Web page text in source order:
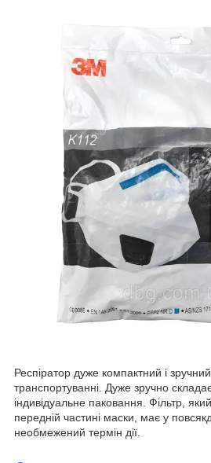
Респіратор дуже компактний і зручний
транспортуванні. Дуже зручно
індивідуальне паковання. Фільтр,
передній частині маски, має у
необмежений термін дії.